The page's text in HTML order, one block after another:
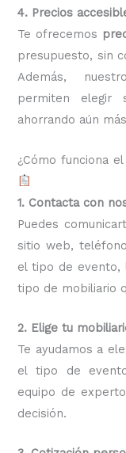
4. Precios
Te ofrecemos
presupuesto, sin
Además,
permiten elegir
ahorrando aún
¿Cómo funciona
1. Contacta con
Puedes
sitio web,
el tipo de evento,
tipo de mobiliario
2. Elige tu
Te ayudamos a
el tipo de
equipo de
decisión.